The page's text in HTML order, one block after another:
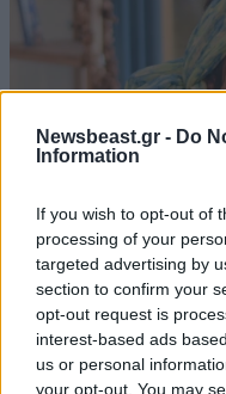
Newsbeast.gr - Do
Information
If you wish to opt-out of
processing of your
targeted advertising by
section to confirm your
opt-out request is
interest-based ads
us or personal
your opt-out. You may
LIFESTYLE 1 ω. πριν
Μαρία
για έναν χρόνο»
Κωνσταντινούπολη